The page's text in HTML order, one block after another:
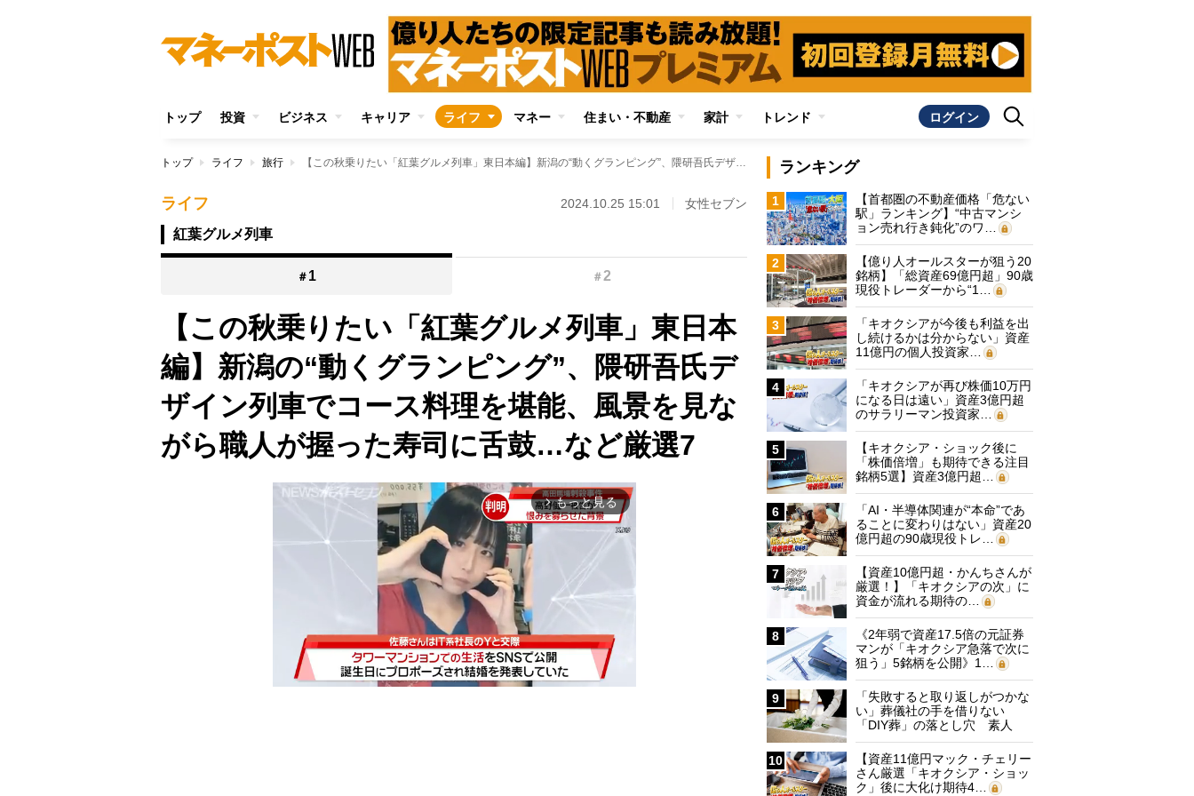
トップ 投資 ビジネス キャリア ライフ マネー 住まい・不動産 家計 トレンド ログイン
トップ ライフ 旅行 【この秋乗りたい「紅葉グルメ列車」東日本編】新潟の“動くグランピング”、隈研吾氏デザイン列車でコース料理を堪能、風景を見ながら職人が握った寿司に舌鼓…など厳選7
ライフ 2024.10.25 15:01 女性セブン
紅葉グルメ列車
＃ 1 ＃2
【この秋乗りたい「紅葉グルメ列車」東日本
編】新潟の“動くグランピング”、隈研吾氏デ
ザイン列車でコース料理を堪能、風景を見な
がら職人が握った寿司に舌鼓…など厳選7
arrow_forward_ios もっと見る
ランキング
1
【首都圏の不動産価格「危ない
駅」ランキング】“中古マンシ
ョン売れ行き鈍化”のワ…
2
【億り人オールスターが狙う20
銘柄】「総資産69億円超」90歳
現役トレーダーから“1…
3
「キオクシアが今後も利益を出
し続けるかは分からない」資産
11億円の個人投資家…
4
「キオクシアが再び株価10万円
になる日は遠い」資産3億円超
のサラリーマン投資家…
5
【キオクシア・ショック後に
「株価倍増」も期待できる注目
銘柄5選】資産3億円超…
6
「AI・半導体関連が“本命”であ
ることに変わりはない」資産20
億円超の90歳現役トレ…
7
【資産10億円超・かんちさんが
厳選！】「キオクシアの次」に
資金が流れる期待の…
8
《2年弱で資産17.5倍の元証券
マンが「キオクシア急落で次に
狙う」5銘柄を公開》1…
9
「失敗すると取り返しがつかな
い」葬儀社の手を借りない
「DIY葬」の落とし穴 素人
に…
10
【資産11億円マック・チェリー
さん厳選「キオクシア・ショッ
ク」後に大化け期待4…